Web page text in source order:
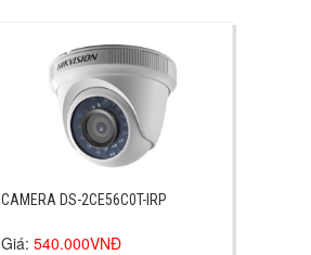
CAMERA DS-2CE56C0T-IRP
Giá: 540.000VNĐ